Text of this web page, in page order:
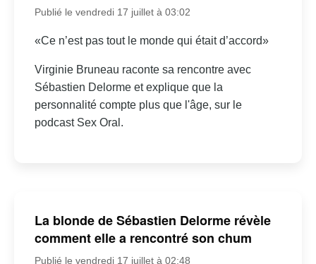
Publié le vendredi 17 juillet à 03:02
«Ce n’est pas tout le monde qui était d’accord»
Virginie Bruneau raconte sa rencontre avec
Sébastien Delorme et explique que la
personnalité compte plus que l'âge, sur le
podcast Sex Oral.
La blonde de Sébastien Delorme révèle
comment elle a rencontré son chum
Publié le vendredi 17 juillet à 02:48